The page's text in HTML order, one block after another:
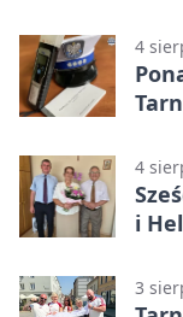
4
4
i
3